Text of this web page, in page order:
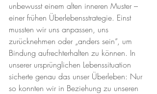
unbewusst einem alten inneren Muster –
einer frühen Überlebensstrategie. Einst
mussten wir uns anpassen, uns
zurücknehmen oder „anders sein“, um
Bindung aufrechterhalten zu können. In
unserer ursprünglichen Lebenssituation
sicherte genau das unser Überleben: Nur
so konnten wir in Beziehung zu unseren